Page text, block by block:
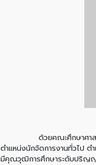
ด้วยคณะศึกษาศาสตร์ มหา
ตำแหน่งนักจัดการงานทั่วไป ต
มีคุณวุฒิการศึกษาระดับปริญญา